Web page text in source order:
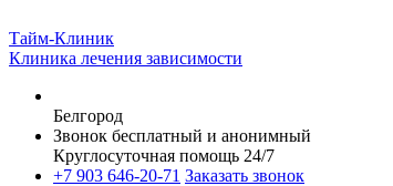
Тайм-Клиник
Клиника лечения зависимости
Белгород
Звонок бесплатный и анонимный
Круглосуточная помощь 24/7
+7 903 646-20-71 Заказать звонок